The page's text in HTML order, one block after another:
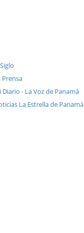
Prensa
Diario - La Voz de Panamá
La Estrella de Panamá